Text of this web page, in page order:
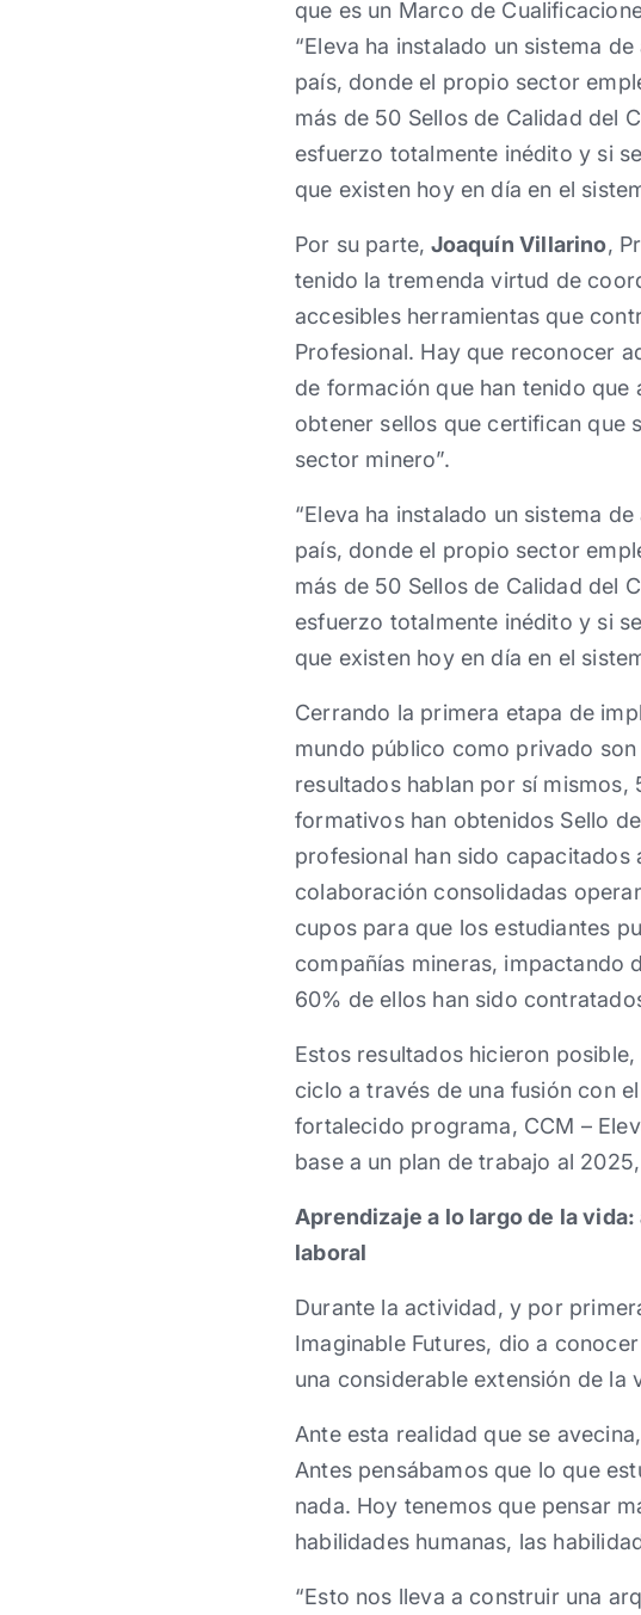
que es un Marco de
“Eleva ha instalado un sistema
país, donde el propio sector
más de 50 Sellos de Calidad del
esfuerzo totalmente inédito y si
que existen hoy en día en el
Por su parte, Joaquín Villarino,
tenido la tremenda virtud de
accesibles herramientas que
Profesional. Hay que reconocer
de formación que han tenido
obtener sellos que certifican que
sector minero”.
“Eleva ha instalado un sistema
país, donde el propio sector
más de 50 Sellos de Calidad del
esfuerzo totalmente inédito y si
que existen hoy en día en el
Cerrando la primera etapa de
mundo público como privado
resultados hablan por sí
formativos han obtenidos Sello
profesional han sido capacitados
colaboración consolidadas
cupos para que los estudiantes
compañías mineras, impactando
60% de ellos han sido
Estos resultados hicieron
ciclo a través de una fusión con
fortalecido programa, CCM –
base a un plan de trabajo al
Aprendizaje a lo largo de la
laboral
Durante la actividad, y por
Imaginable Futures, dio a
una considerable extensión de la
Ante esta realidad que se
Antes pensábamos que lo que
nada. Hoy tenemos que pensar
habilidades humanas, las
“Esto nos lleva a construir una